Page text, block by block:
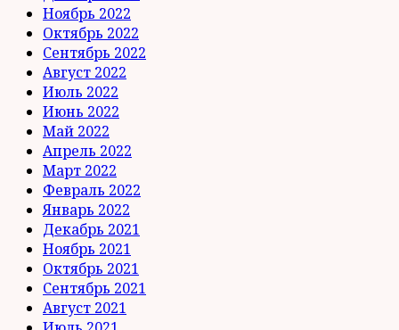
Ноябрь 2022
Октябрь 2022
Сентябрь 2022
Август 2022
Июль 2022
Июнь 2022
Май 2022
Апрель 2022
Март 2022
Февраль 2022
Январь 2022
Декабрь 2021
Ноябрь 2021
Октябрь 2021
Сентябрь 2021
Август 2021